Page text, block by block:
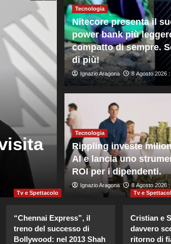
Mondo
Madrid
frontiere
provenienti
Giuseppe Recca 8 Agosto 2026 :
Tecnologia
Nitecore presenta il
power bank più
compatto di sempre.
di più!
Ignazio Aragona 8 Agosto 2026 :
Tecnologia
Rippling investe
AI e lancia uno
ROI per i dipendenti.
Ignazio Aragona 8 Agosto 2026 :
Tv e Spettacolo
“Chennai Express”, il
treno del successo di
Bollywood: nel 2013 Shah
Tv e
Cristian e
davvero
ritorno di